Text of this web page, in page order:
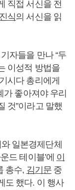
직접 서신을 전
식의 서신을 읽
자들을 만나 “두
이성적 방법을
시다 총리에게
가 좋아져야 우리
것”이라고 말했
일본경제단체
드 테이블’에 이
총수, 김기문중
도 했다. 이 행사